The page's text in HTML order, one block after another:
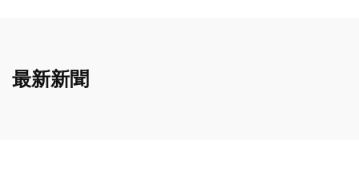
最新新聞